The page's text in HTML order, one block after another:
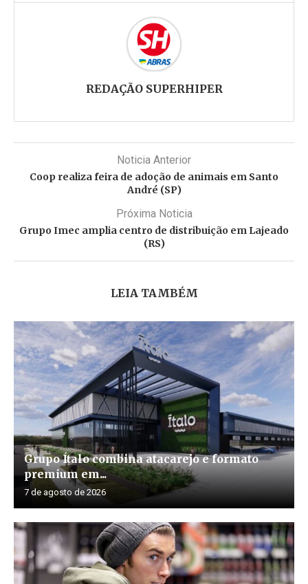
REDAÇÃO SUPERHIPER
Noticia Anterior
Coop realiza feira de adoção de animais em Santo
André (SP)
Próxima Noticia
Grupo Imec amplia centro de distribuição em Lajeado
(RS)
LEIA TAMBÉM
Grupo Ítalo combina atacarejo e formato
premium em...
7 de agosto de 2026